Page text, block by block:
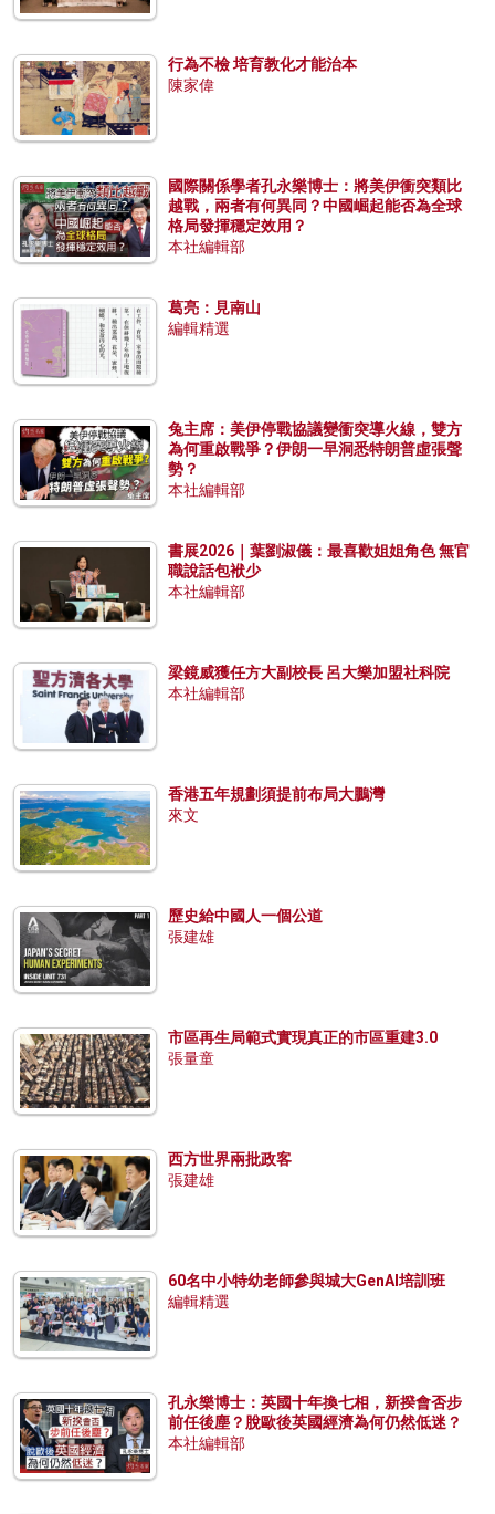
行為不檢 培育教化才能治本
陳家偉
國際關係學者孔永樂博士：將美伊衝突類比
越戰，兩者有何異同？中國崛起能否為全球
格局發揮穩定效用？
本社編輯部
葛亮：見南山
編輯精選
兔主席：美伊停戰協議變衝突導火線，雙方
為何重啟戰爭？伊朗一早洞悉特朗普虛張聲
勢？
本社編輯部
書展2026｜葉劉淑儀：最喜歡姐姐角色 無官
職說話包袱少
本社編輯部
梁鏡威獲任方大副校長 呂大樂加盟社科院
本社編輯部
香港五年規劃須提前布局大鵬灣
來文
歷史給中國人一個公道
張建雄
市區再生局範式實現真正的市區重建3.0
張量童
西方世界兩批政客
張建雄
60名中小特幼老師參與城大GenAI培訓班
編輯精選
孔永樂博士：英國十年換七相，新揆會否步
前任後塵？脫歐後英國經濟為何仍然低迷？
本社編輯部